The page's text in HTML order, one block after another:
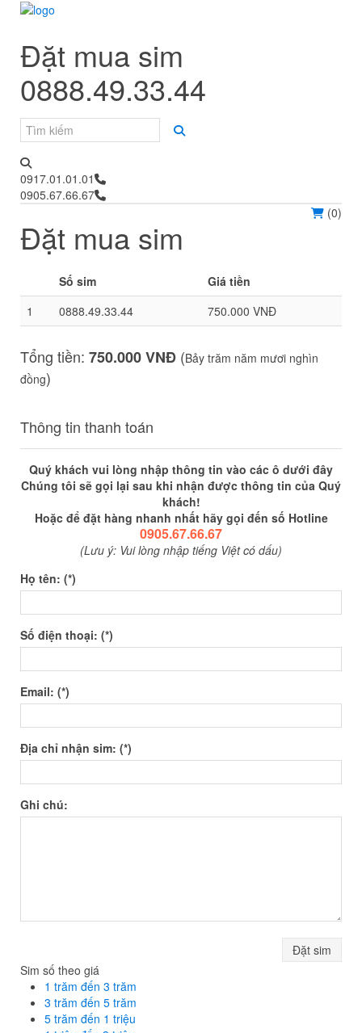
Đặt mua sim
0888.49.33.44
0917.01.01.01
0905.67.66.67
(0)
Đặt mua sim
Số sim
Giá tiền
1
0888.49.33.44 750.000 VNĐ
Tổng tiền: 750.000 VNĐ (Bảy trăm năm mươi nghìn
đồng)
Thông tin thanh toán
Quý khách vui lòng nhập thông tin vào các ô dưới đây
Chúng tôi sẽ gọi lại sau khi nhận được thông tin của Quý
khách!
Hoặc để đặt hàng nhanh nhất hãy gọi đến số Hotline
0905.67.66.67
(Lưu ý: Vui lòng nhập tiếng Việt có dấu)
Họ tên: (*)
Số điện thoại: (*)
Email: (*)
Địa chỉ nhận sim: (*)
Ghi chú:
Đặt sim
Sim số theo giá
1 trăm đến 3 trăm
3 trăm đến 5 trăm
5 trăm đến 1 triệu